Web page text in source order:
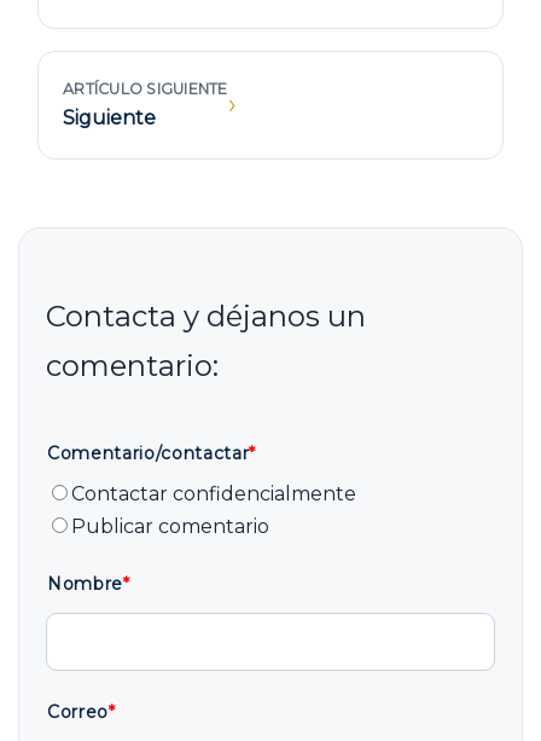
ARTÍCULO SIGUIENTE
Siguiente ›
Comentario/contactar*
Contactar confidencialmente
Publicar comentario
Nombre*
Correo*